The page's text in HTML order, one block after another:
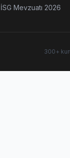
İSG Mevzuatı 2026
300+